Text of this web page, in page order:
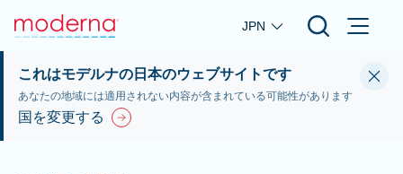
Skip to main content
JPN
これはモデルナの日本のウェブサイトです
あなたの地域には適用されない内容が含まれている可能性があります
国を変更する